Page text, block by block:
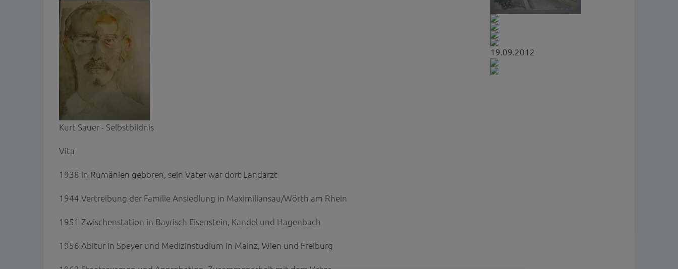
Kurt Sauer - Selbstbildnis
Vita
1938 in Rumänien geboren, sein Vater war dort Landarzt
1944 Vertreibung der Familie Ansiedlung in Maximiliansau/Wörth am Rhein
1951 Zwischenstation in Bayrisch Eisenstein, Kandel und Hagenbach
1956 Abitur in Speyer und Medizinstudium in Mainz, Wien und Freiburg
19.09.2012